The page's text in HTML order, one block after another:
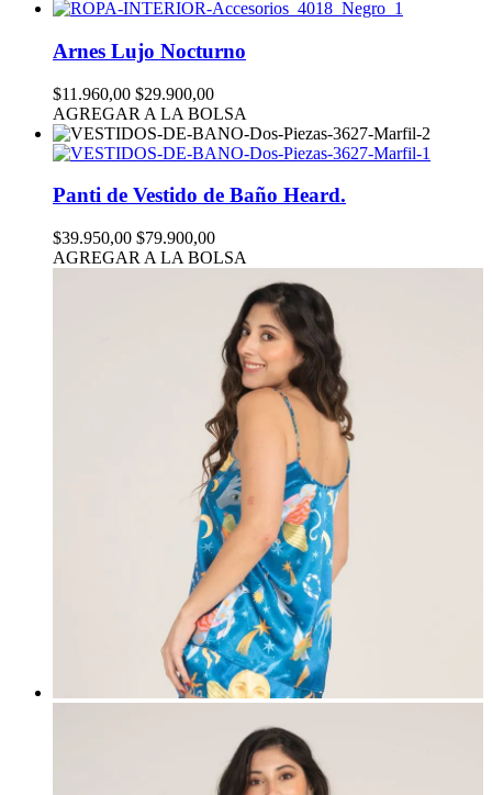
Arnes Lujo Nocturno
$11.960,00 $29.900,00
AGREGAR A LA BOLSA
Panti de Vestido de Baño Heard.
$39.950,00 $79.900,00
AGREGAR A LA BOLSA